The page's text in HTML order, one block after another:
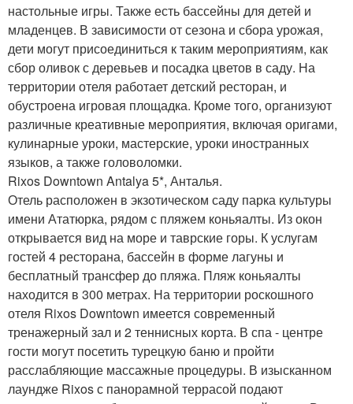
настольные игры. Также есть бассейны для детей и
младенцев. В зависимости от сезона и сбора урожая,
дети могут присоединиться к таким мероприятиям, как
сбор оливок с деревьев и посадка цветов в саду. На
территории отеля работает детский ресторан, и
обустроена игровая площадка. Кроме того, организуют
различные креативные мероприятия, включая оригами,
кулинарные уроки, мастерские, уроки иностранных
языков, а также головоломки.
Rixos Downtown Antalya 5*, Анталья.
Отель расположен в экзотическом саду парка культуры
имени Ататюрка, рядом с пляжем коньяалты. Из окон
открывается вид на море и таврские горы. К услугам
гостей 4 ресторана, бассейн в форме лагуны и
бесплатный трансфер до пляжа. Пляж коньяалты
находится в 300 метрах. На территории роскошного
отеля Rixos Downtown имеется современный
тренажерный зал и 2 теннисных корта. В спа - центре
гости могут посетить турецкую баню и пройти
расслабляющие массажные процедуры. В изысканном
лаундже Rixos с панорамной террасой подают